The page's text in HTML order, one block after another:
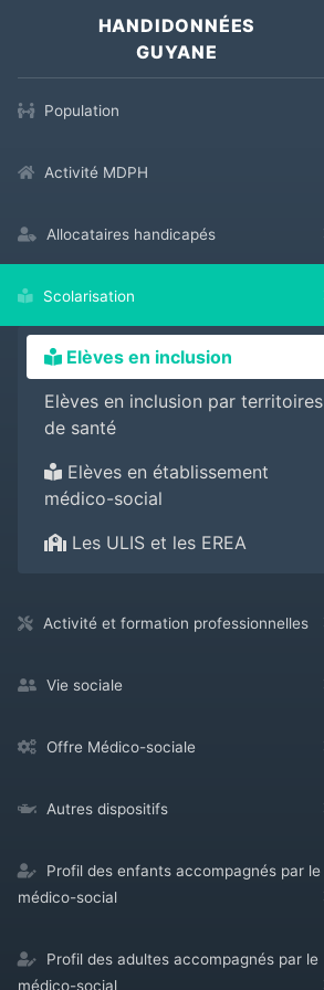
HANDIDONNÉES
GUYANE
Population
Activité MDPH
Allocataires handicapés
Scolarisation
Elèves en inclusion
Elèves en inclusion par territoires
de santé
Elèves en établissement
médico-social
Les ULIS et les EREA
Activité et formation professionnelles
Vie sociale
Offre Médico-sociale
Autres dispositifs
Profil des enfants accompagnés par le
médico-social
Profil des adultes accompagnés par le
médico-social